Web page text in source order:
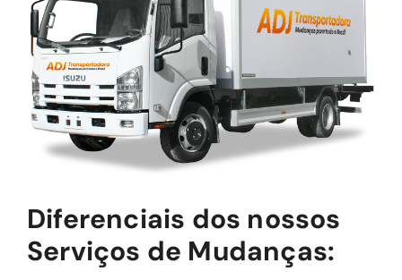
Diferenciais dos nossos
Serviços de Mudanças: